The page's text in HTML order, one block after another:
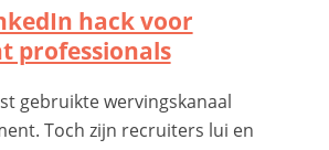
hack voor
professionals
gebruikte wervingskanaal
Toch zijn recruiters lui en